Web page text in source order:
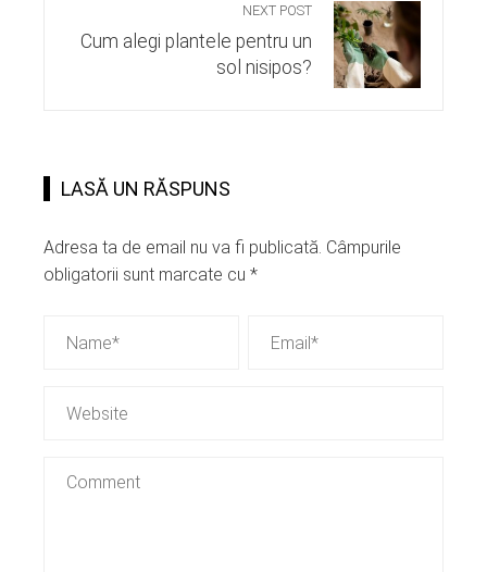
NEXT POST
Cum alegi plantele pentru un
sol nisipos?
LASĂ UN RĂSPUNS
Adresa ta de email nu va fi publicată. Câmpurile
obligatorii sunt marcate cu *